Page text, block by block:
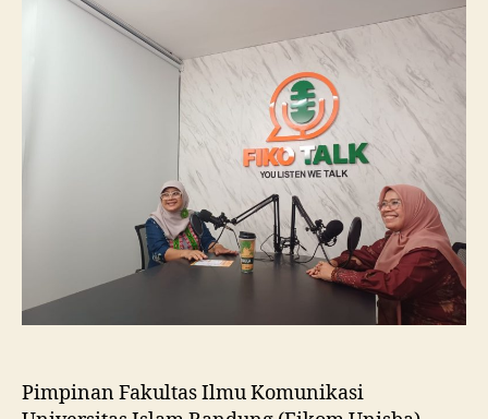
Fikom
Unissula,
Pelajari
RPL
dan
Tinjau
Tiga
Laboratorium
Unggulan
Pimpinan Fakultas Ilmu Komunikasi